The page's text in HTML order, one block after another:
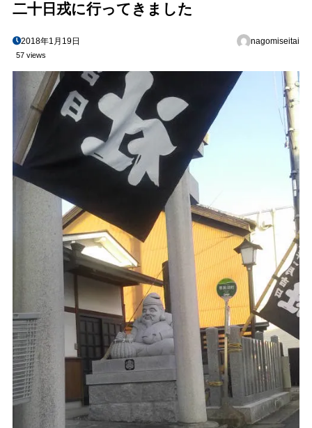
二十日戎に行ってきました
2018年1月19日 nagomiseitai
57 views